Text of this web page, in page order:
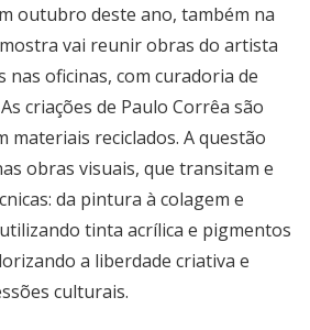
outubro deste ano, também na
mostra vai reunir obras do artista
nas oficinas, com curadoria de
criações de Paulo Corrêa são
materiais reciclados. A questão
obras visuais, que transitam e
da pintura à colagem e
tinta acrílica e pigmentos
a liberdade criativa e
culturais.